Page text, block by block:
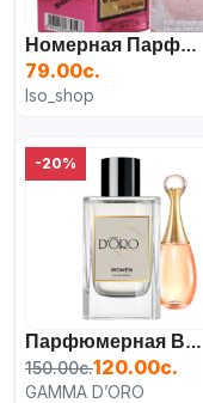
Номерная Парфюмерия Shaik W202 (50 Мл) — Цветочно-Фруктовый Нишевый Аромат
79.00с.
Iso_shop
-20%
Парфюмерная Вода Для Женщин Christian Dior J'adore,
150.00с.120.00с.
GAMMA D’ORO